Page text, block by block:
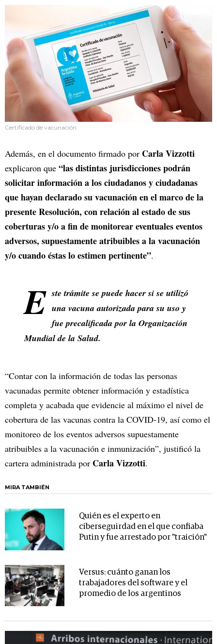
Certificado de vacunación.
Además, en el documento firmado por Carla Vizzotti
explicaron que “las distintas jurisdicciones podrán
solicitar información a los ciudadanos y ciudadanas
que hayan declarado su vacunación en el marco de la
presente Resolución, con relación al estado de sus
coberturas y/o a fin de monitorear eventuales eventos
adversos, supuestamente atribuibles a la vacunación
y/o cuando éstas lo estimen pertinente”.
E ste trámite se puede hacer si se utilizó
una vacuna autorizada para su uso y
fue precalificada por la Organización
Mundial de la Salud.
“Contar con la información de todas las personas
vacunadas permite obtener información y estadística
completa y acabada que evidencie al máximo el nivel de
cobertura de las vacunas contra la COVID-19, así como el
monitoreo de los eventos adversos supuestamente
atribuibles a la vacunación e inmunización”, justificó la
cartera administrada por Carla Vizzotti.
MIRA TAMBIÉN
Quién es el experto en
ciberseguirdad en el que confiaba
Putin y fue arrestado por "traición"
Versus: cuánto ganan los
trabajadores del software y el
promedio de los argentinos